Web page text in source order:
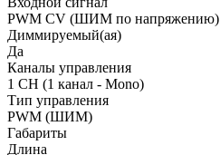
PWM СV (ШИМ по напряжению)
Диммируемый(ая)
Да
Каналы управления
1 CH (1 канал - Mono)
Тип управления
PWM (ШИМ)
Габариты
Длина